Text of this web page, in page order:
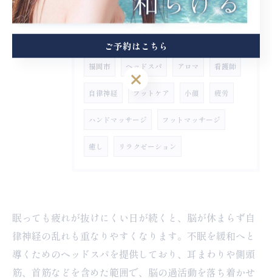
タグ Tags
福岡市 ヘッドスパ アロマ 看護師
自律神経 フットケア 小顔 疲労
ハンドマッサージ フットマッサージ
癒し リラクゼーション
眠っても疲れが抜けにくい日が続くと、脳が休まらず自
律神経の乱れも重なりやすくなります。不眠を緩和へと
導くためのヘッドスパを提供しており、耳まわりや側頭
筋、首筋などを含めた範囲で、脳の過活動を落ち着かせ
ご予約はこちら
ご予約はこちら